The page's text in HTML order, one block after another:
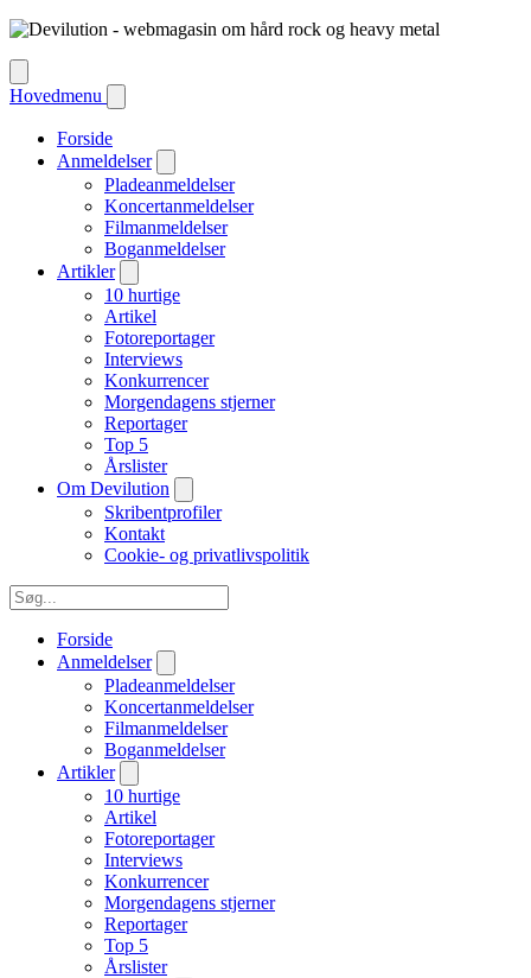
Hovedmenu
Forside
Anmeldelser
Pladeanmeldelser
Koncertanmeldelser
Filmanmeldelser
Boganmeldelser
Artikler
10 hurtige
Artikel
Fotoreportager
Interviews
Konkurrencer
Morgendagens stjerner
Reportager
Top 5
Årslister
Om Devilution
Skribentprofiler
Kontakt
Cookie- og privatlivspolitik
Forside
Anmeldelser
Pladeanmeldelser
Koncertanmeldelser
Filmanmeldelser
Boganmeldelser
Artikler
10 hurtige
Artikel
Fotoreportager
Interviews
Konkurrencer
Morgendagens stjerner
Reportager
Top 5
Årslister